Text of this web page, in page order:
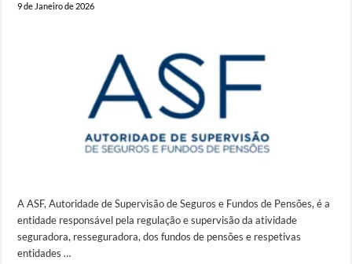
9 de Janeiro de 2026
A ASF, Autoridade de Supervisão de Seguros e Fundos de Pensões, é a
entidade responsável pela regulação e supervisão da atividade
seguradora, resseguradora, dos fundos de pensões e respetivas
entidades …